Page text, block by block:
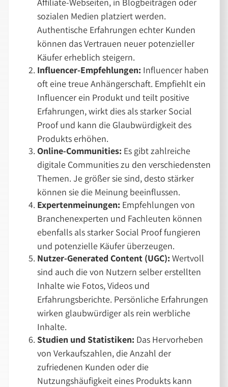
Affiliate-Webseiten, in Blogbeiträgen oder
sozialen Medien platziert werden.
Authentische Erfahrungen echter Kunden
können das Vertrauen neuer potenzieller
Käufer erheblich steigern.
Influencer-Empfehlungen: Influencer haben
oft eine treue Anhängerschaft. Empfiehlt ein
Influencer ein Produkt und teilt positive
Erfahrungen, wirkt dies als starker Social
Proof und kann die Glaubwürdigkeit des
Produkts erhöhen.
Online-Communities: Es gibt zahlreiche
digitale Communities zu den verschiedensten
Themen. Je größer sie sind, desto stärker
können sie die Meinung beeinflussen.
Expertenmeinungen: Empfehlungen von
Branchenexperten und Fachleuten können
ebenfalls als starker Social Proof fungieren
und potenzielle Käufer überzeugen.
Nutzer-Generated Content (UGC): Wertvoll
sind auch die von Nutzern selber erstellten
Inhalte wie Fotos, Videos und
Erfahrungsberichte. Persönliche Erfahrungen
wirken glaubwürdiger als rein werbliche
Inhalte.
Studien und Statistiken: Das Hervorheben
von Verkaufszahlen, die Anzahl der
zufriedenen Kunden oder die
Nutzungshäufigkeit eines Produkts kann